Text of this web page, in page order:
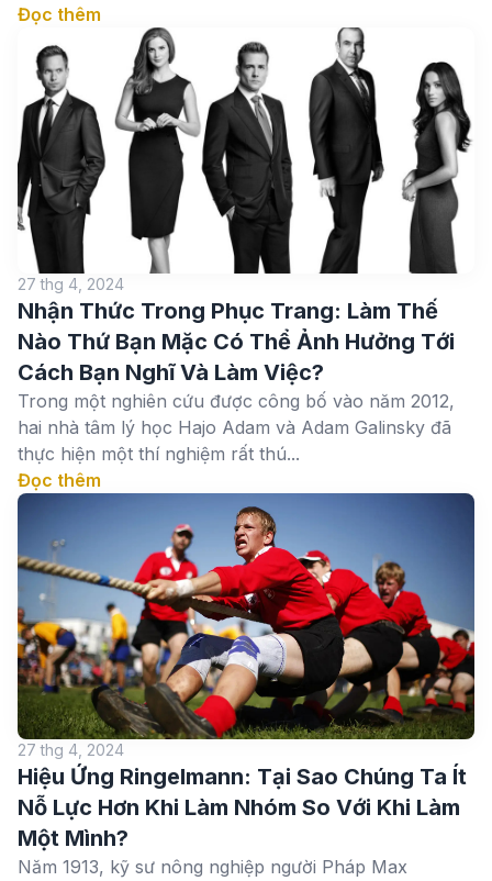
Đọc thêm
27 thg 4, 2024
Nhận Thức Trong Phục Trang: Làm Thế
Nào Thứ Bạn Mặc Có Thể Ảnh Hưởng Tới
Cách Bạn Nghĩ Và Làm Việc?
Trong một nghiên cứu được công bố vào năm 2012,
hai nhà tâm lý học Hajo Adam và Adam Galinsky đã
thực hiện một thí nghiệm rất thú...
Đọc thêm
27 thg 4, 2024
Hiệu Ứng Ringelmann: Tại Sao Chúng Ta Ít
Nỗ Lực Hơn Khi Làm Nhóm So Với Khi Làm
Một Mình?
Năm 1913, kỹ sư nông nghiệp người Pháp Max